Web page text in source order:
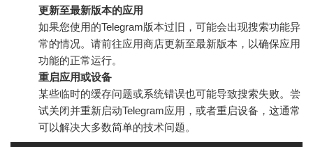
更新至最新版本的应用
如果您使用的Telegram版本过旧，可能会出现搜索功能异
常的情况。请前往应用商店更新至最新版本，以确保应用
功能的正常运行。
重启应用或设备
某些临时的缓存问题或系统错误也可能导致搜索失败。尝
试关闭并重新启动Telegram应用，或者重启设备，这通常
可以解决大多数简单的技术问题。